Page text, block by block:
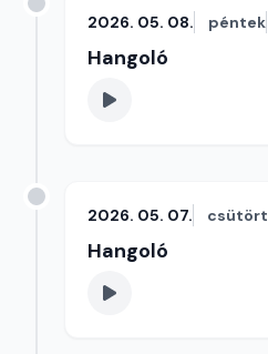
2026. 05. 08. péntek
Hangoló
2026. 05. 07.
Hangoló